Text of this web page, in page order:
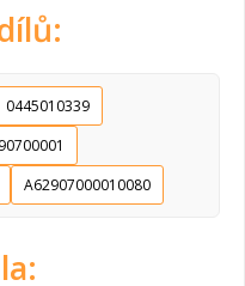
0445010339
A62907000010080